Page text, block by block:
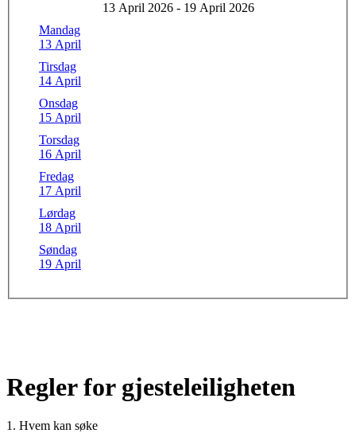
13 April 2026 - 19 April 2026
Mandag
13 April
Tirsdag
14 April
Onsdag
15 April
Torsdag
16 April
Fredag
17 April
Lørdag
18 April
Søndag
19 April
Regler for gjesteleiligheten
1. Hvem kan søke